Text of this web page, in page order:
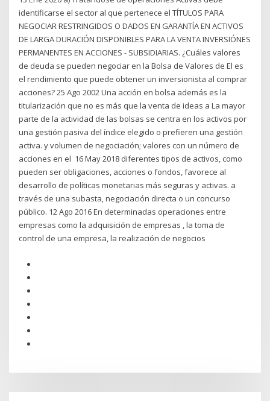
identificarse el sector al que pertenece el TÍTULOS PARA
NEGOCIAR RESTRINGIDOS O DADOS EN GARANTÍA EN ACTIVOS
DE LARGA DURACIÓN DISPONIBLES PARA LA VENTA INVERSIÓNES
PERMANENTES EN ACCIONES - SUBSIDIARIAS. ¿Cuáles valores
de deuda se pueden negociar en la Bolsa de Valores de El es
el rendimiento que puede obtener un inversionista al comprar
acciones? 25 Ago 2002 Una acción en bolsa además es la
titularización que no es más que la venta de ideas a La mayor
parte de la actividad de las bolsas se centra en los activos por
una gestión pasiva del índice elegido o prefieren una gestión
activa. y volumen de negociación; valores con un número de
acciones en el 16 May 2018 diferentes tipos de activos, como
pueden ser obligaciones, acciones o fondos, favorece al
desarrollo de políticas monetarias más seguras y activas. a
través de una subasta, negociación directa o un concurso
público. 12 Ago 2016 En determinadas operaciones entre
empresas como la adquisición de empresas , la toma de
control de una empresa, la realización de negocios